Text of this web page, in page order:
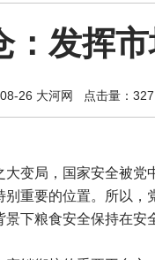
：发挥
26 大河网 点击量：
大变局，国家安全被
别重要的位置。所以
下粮食安全保持在安